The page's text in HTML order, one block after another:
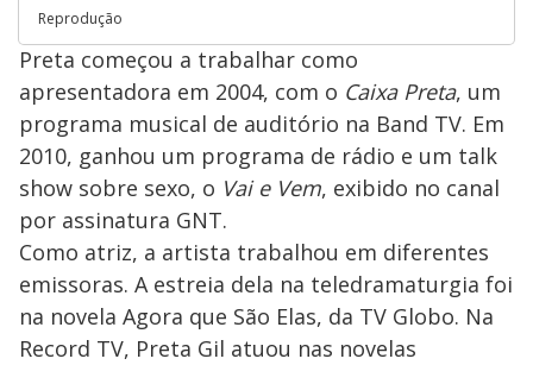
Reprodução
Preta começou a trabalhar como
apresentadora em 2004, com o Caixa Preta, um
programa musical de auditório na Band TV. Em
2010, ganhou um programa de rádio e um talk
show sobre sexo, o Vai e Vem, exibido no canal
por assinatura GNT.
Como atriz, a artista trabalhou em diferentes
emissoras. A estreia dela na teledramaturgia foi
na novela Agora que São Elas, da TV Globo. Na
Record TV, Preta Gil atuou nas novelas